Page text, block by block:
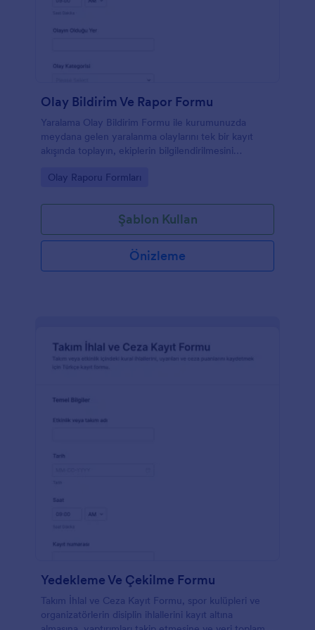
Olay Bildirim Ve Rapor Formu
Yaralama Olay Bildirim Formu ile kurumunuzda
meydana gelen yaralanma olaylarını tek bir kayıt
akışında toplayın, ekiplerin bilgilendirilmesini
düzenli yönetin.
Go to Category:
Olay Raporu Formları
Şablon Kullan
Önizleme
Yedekleme Ve Çekilme Formu
Takım İhlal ve Ceza Kayıt Formu, spor kulüpleri ve
organizatörlerin disiplin ihlallerini kayıt altına